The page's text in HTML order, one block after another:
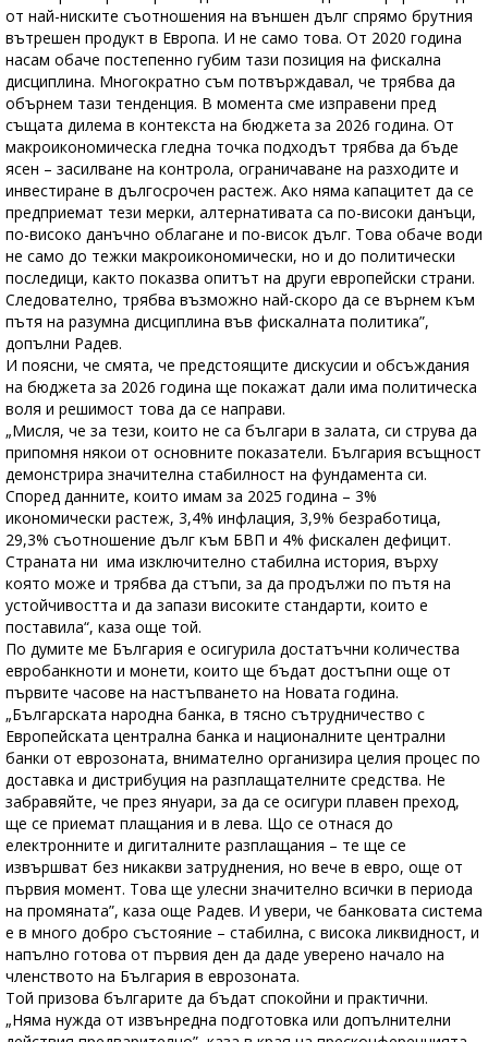
от най-ниските съотношения на външен дълг спрямо брутния
вътрешен продукт в Европа. И не само това. От 2020 година
насам обаче постепенно губим тази позиция на фискална
дисциплина. Многократно съм потвърждавал, че трябва да
обърнем тази тенденция. В момента сме изправени пред
същата дилема в контекста на бюджета за 2026 година. От
макроикономическа гледна точка подходът трябва да бъде
ясен – засилване на контрола, ограничаване на разходите и
инвестиране в дългосрочен растеж. Ако няма капацитет да се
предприемат тези мерки, алтернативата са по-високи данъци,
по-високо данъчно облагане и по-висок дълг. Това обаче води
не само до тежки макроикономически, но и до политически
последици, както показва опитът на други европейски страни.
Следователно, трябва възможно най-скоро да се върнем към
пътя на разумна дисциплина във фискалната политика”,
допълни Радев.
И поясни, че смята, че предстоящите дискусии и обсъждания
на бюджета за 2026 година ще покажат дали има политическа
воля и решимост това да се направи.
„Мисля, че за тези, които не са българи в залата, си струва да
припомня някои от основните показатели. България всъщност
демонстрира значителна стабилност на фундамента си.
Според данните, които имам за 2025 година – 3%
икономически растеж, 3,4% инфлация, 3,9% безработица,
29,3% съотношение дълг към БВП и 4% фискален дефицит.
Страната ни има изключително стабилна история, върху
която може и трябва да стъпи, за да продължи по пътя на
устойчивостта и да запази високите стандарти, които е
поставила“, каза още той.
По думите ме България е осигурила достатъчни количества
евробанкноти и монети, които ще бъдат достъпни още от
първите часове на настъпването на Новата година.
„Българската народна банка, в тясно сътрудничество с
Европейската централна банка и националните централни
банки от еврозоната, внимателно организира целия процес по
доставка и дистрибуция на разплащателните средства. Не
забравяйте, че през януари, за да се осигури плавен преход,
ще се приемат плащания и в лева. Що се отнася до
електронните и дигиталните разплащания – те ще се
извършват без никакви затруднения, но вече в евро, още от
първия момент. Това ще улесни значително всички в периода
на промяната”, каза още Радев. И увери, че банковата система
е в много добро състояние – стабилна, с висока ликвидност, и
напълно готова от първия ден да даде уверено начало на
членството на България в еврозоната.
Той призова българите да бъдат спокойни и практични.
„Няма нужда от извънредна подготовка или допълнителни